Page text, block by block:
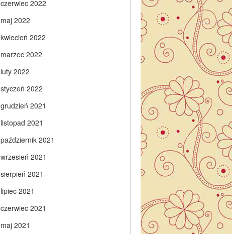
czerwiec 2022
maj 2022
kwiecień 2022
marzec 2022
luty 2022
styczeń 2022
grudzień 2021
listopad 2021
październik 2021
wrzesień 2021
sierpień 2021
lipiec 2021
czerwiec 2021
maj 2021